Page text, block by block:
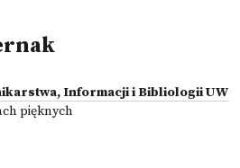
Informacji i Bibliologii UW
pięknych